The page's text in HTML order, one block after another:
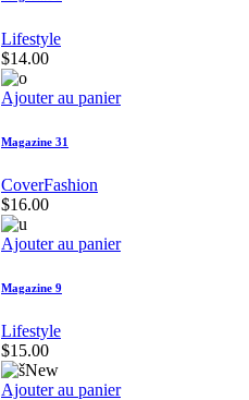
Lifestyle
$14.00
Ajouter au panier
Magazine 31
CoverFashion
$16.00
Ajouter au panier
Magazine 9
Lifestyle
$15.00
New
Ajouter au panier